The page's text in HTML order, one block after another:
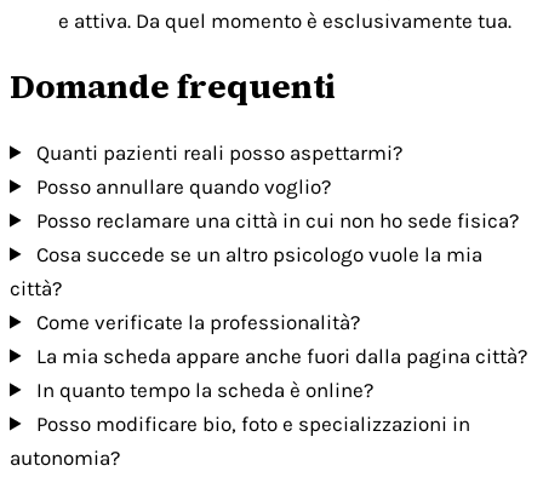
e attiva. Da quel momento è esclusivamente tua.
Domande frequenti
Quanti pazienti reali posso aspettarmi?
Posso annullare quando voglio?
Posso reclamare una città in cui non ho sede fisica?
Cosa succede se un altro psicologo vuole la mia
città?
Come verificate la professionalità?
La mia scheda appare anche fuori dalla pagina città?
In quanto tempo la scheda è online?
Posso modificare bio, foto e specializzazioni in
autonomia?